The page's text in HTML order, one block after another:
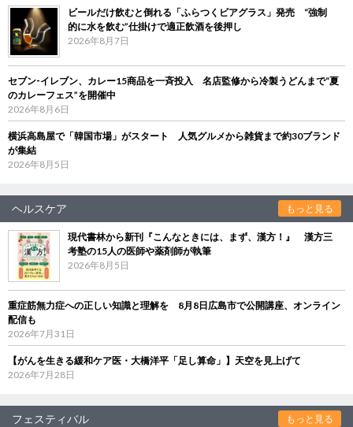
ビールだけ飲むと倒れる「ふらつくビアグラス」発売 “強制
的に水を飲む”仕掛けで適正飲酒を後押し
2026年8月7日
セブン‐イレブン、カレー15商品を一斉投入 名店監修から冷製うどんまで“夏
のカレーフェス”を開催中
2026年8月6日
横浜高島屋で「韓国市場」がスタート 人気グルメから雑貨まで約30ブランド
が集結
2026年8月5日
ヘルスケア もっと見る
現代書林から新刊『こんなときには、まず、漢方！』 漢方三
考塾の15人の医師や薬剤師が執筆
2026年8月5日
重症筋無力症への正しい知識と理解を 8月8日広島市で公開講座、オンライン
配信も
2026年7月31日
【がんを生きる緩和ケア医・大橋洋平「足し算命」】天空を見上げて
2026年7月28日
フェスティバル もっと見る